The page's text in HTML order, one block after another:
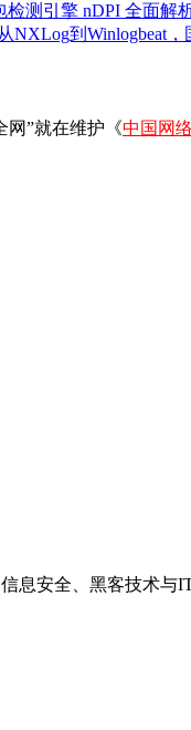
检测引擎 nDPI 全面解
NXLog到Winlogbeat
网”就在维护《中国网
息安全、黑客技术与IT